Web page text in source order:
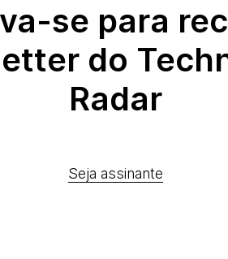
se para
do
Radar
Seja assinante